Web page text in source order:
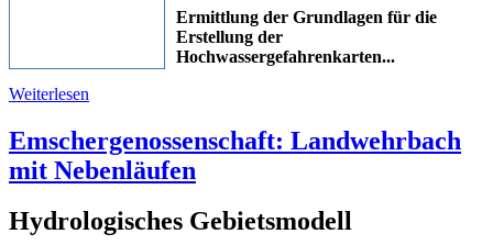
Ermittlung der Grundlagen für die
Erstellung der
Hochwassergefahrenkarten...
Weiterlesen
Emschergenossenschaft: Landwehrbach
mit Nebenläufen
Hydrologisches Gebietsmodell